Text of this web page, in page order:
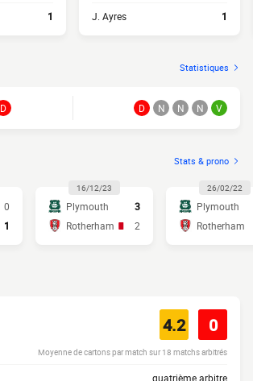
1 J. Ayres 1
Statistiques
D D N N N V
Stats & prono
0
1
16/12/23
Plymouth
3
Rotherham
2
26/02/22
Plymouth
Rotherham
4.2 0
Moyenne de cartons par match sur 18 matchs arbitrés
quatrième arbitre